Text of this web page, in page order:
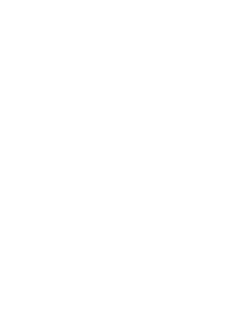
ligger rett ved Rosenholm stasjon, en
skal dagens industribebyggelse
nabolag for mellom 4000 og 5000
attraktive uteområder og tjeneste- og
av det nye byområdet, og det
beboerne kan flytte inn.
skal vi i tett dialog med OBOS-
Nordre Follo, naboer, politikere og
et bærekraftig nabolag med høye
Vi ønsker at nye Rosenholm skal bli et
og små møteplasser, butikker, spisesteder
Mario Vahos i OBOS.